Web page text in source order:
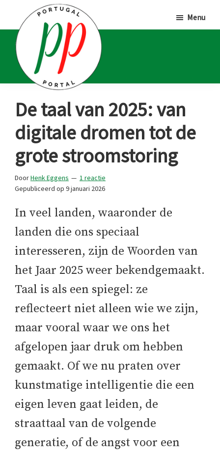
hoofd
inhoud
eerste
sidebar
voettekst
Portal
Portugalliefhebbers
en
fanaten
Menu
De taal van 2025: van
digitale dromen tot de
grote stroomstoring
DoorHenk Eggens
1 reactie
Gepubliceerd op 9 januari 2026
In veel landen, waaronder de
landen die ons speciaal
interesseren, zijn de Woorden van
het Jaar 2025 weer bekendgemaakt.
Taal is als een spiegel: ze
reflecteert niet alleen wie we zijn,
maar vooral waar we ons het
afgelopen jaar druk om hebben
gemaakt. Of we nu praten over
kunstmatige intelligentie die een
eigen leven gaat leiden, de
straattaal van de volgende
generatie, of de angst voor een